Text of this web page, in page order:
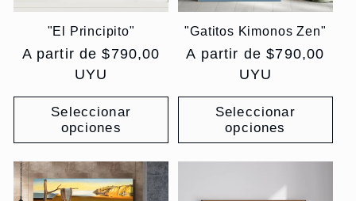
"El Principito"
Precio
A partir de $790,00
UYU
Seleccionar
opciones
"Gatitos Kimonos Zen"
Precio
A partir de $790,00
UYU
Seleccionar
opciones